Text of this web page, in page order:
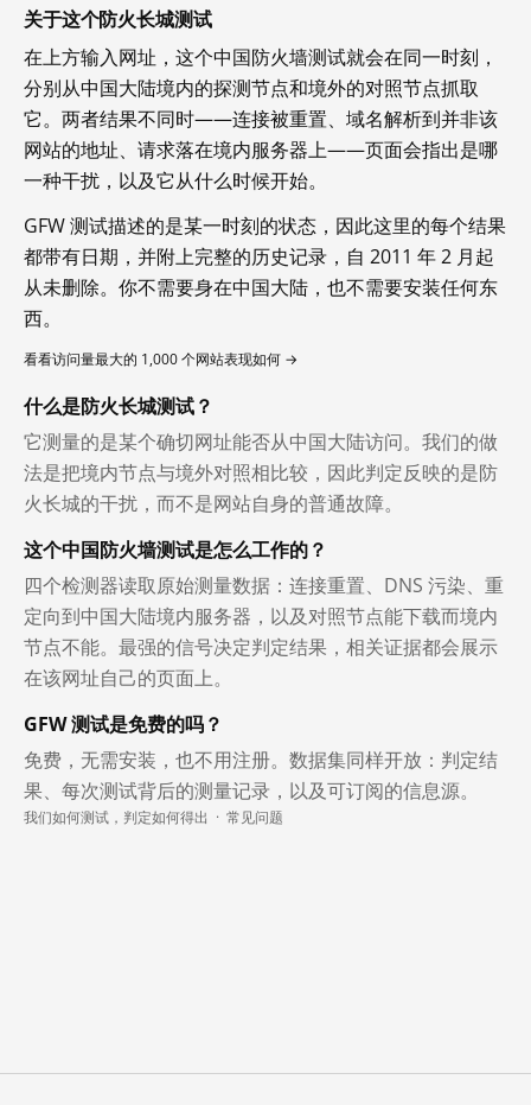
关于这个防火长城测试
在上方输入网址，这个中国防火墙测试就会在同一时刻，
分别从中国大陆境内的探测节点和境外的对照节点抓取
它。两者结果不同时——连接被重置、域名解析到并非该
网站的地址、请求落在境内服务器上——页面会指出是哪
一种干扰，以及它从什么时候开始。
GFW 测试描述的是某一时刻的状态，因此这里的每个结果
都带有日期，并附上完整的历史记录，自 2011 年 2 月起
从未删除。你不需要身在中国大陆，也不需要安装任何东
西。
看看访问量最大的 1,000 个网站表现如何 →
什么是防火长城测试？
它测量的是某个确切网址能否从中国大陆访问。我们的做
法是把境内节点与境外对照相比较，因此判定反映的是防
火长城的干扰，而不是网站自身的普通故障。
这个中国防火墙测试是怎么工作的？
四个检测器读取原始测量数据：连接重置、DNS 污染、重
定向到中国大陆境内服务器，以及对照节点能下载而境内
节点不能。最强的信号决定判定结果，相关证据都会展示
在该网址自己的页面上。
GFW 测试是免费的吗？
免费，无需安装，也不用注册。数据集同样开放：判定结
果、每次测试背后的测量记录，以及可订阅的信息源。
我们如何测试，判定如何得出 · 常见问题